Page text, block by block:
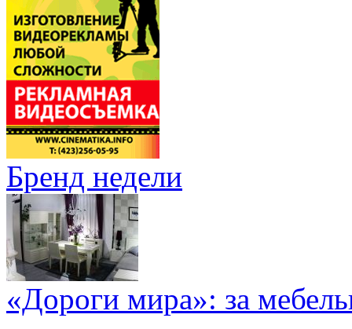
Бренд недели
«Дороги мира»: за